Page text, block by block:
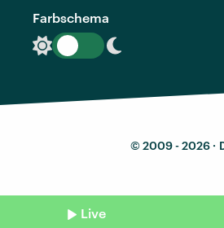
Farbschema
© 2009 - 2026 ·
Live